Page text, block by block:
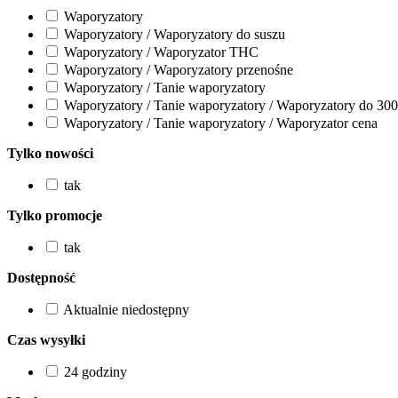
Waporyzatory
Waporyzatory / Waporyzatory do suszu
Waporyzatory / Waporyzator THC
Waporyzatory / Waporyzatory przenośne
Waporyzatory / Tanie waporyzatory
Waporyzatory / Tanie waporyzatory / Waporyzatory do 300
Waporyzatory / Tanie waporyzatory / Waporyzator cena
Tylko nowości
tak
Tylko promocje
tak
Dostępność
Aktualnie niedostępny
Czas wysyłki
24 godziny